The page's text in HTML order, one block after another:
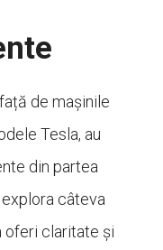
de mașinile
Tesla, au
din partea
câteva
oferi claritate și